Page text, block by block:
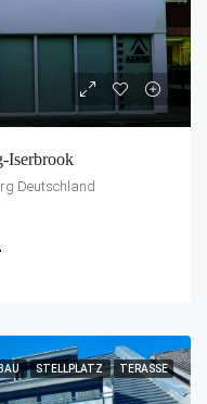
Iserbrook
Deutschland
STELLPLATZ TERASSE